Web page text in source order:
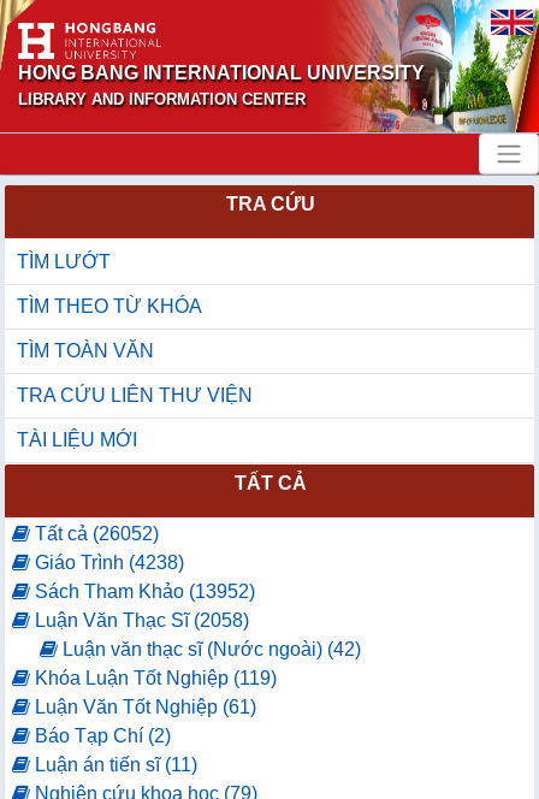
HONG BANG INTERNATIONAL UNIVERSITY
LIBRARY AND INFORMATION CENTER
TRA CỨU
TÌM LƯỚT
TÌM THEO TỪ KHÓA
TÌM TOÀN VĂN
TRA CỨU LIÊN THƯ VIỆN
TÀI LIỆU MỚI
TẤT CẢ
Tất cả (26052)
Giáo Trình (4238)
Sách Tham Khảo (13952)
Luận Văn Thạc Sĩ (2058)
Luận văn thạc sĩ (Nước ngoài) (42)
Khóa Luận Tốt Nghiệp (119)
Luận Văn Tốt Nghiệp (61)
Báo Tạp Chí (2)
Luận án tiến sĩ (11)
Nghiên cứu khoa học (79)